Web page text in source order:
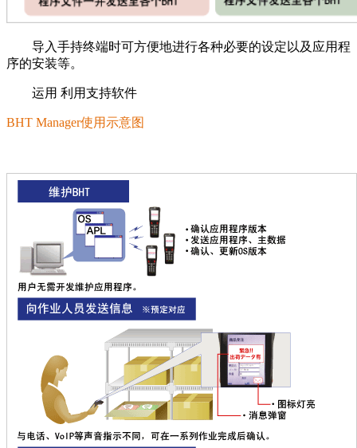
导入手持终端时可方便地进行各种必要的设定以及应用程
序的安装等。
运用 利用支持软件
BHT Manager使用示意图